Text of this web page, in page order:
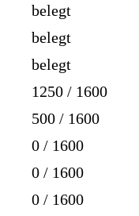
belegt
belegt
belegt
1250 / 1600
500 / 1600
0 / 1600
0 / 1600
0 / 1600